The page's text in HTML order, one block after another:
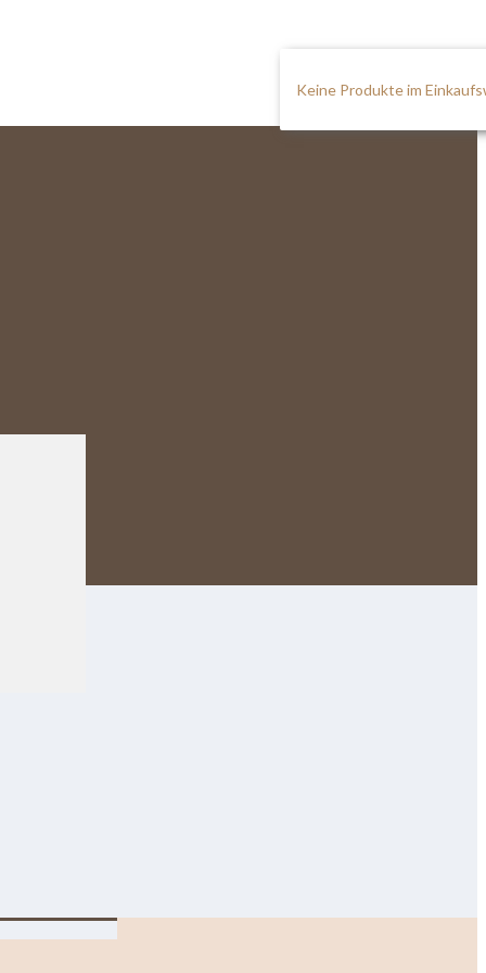
Keine Produkte im